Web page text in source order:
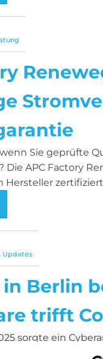
Sie geprüfte
APC Factory
Updates
Berlin
trifft
sorgte ein
an mehreren